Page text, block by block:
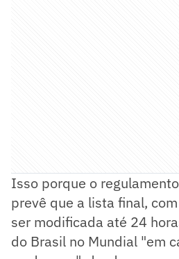
Isso porque o
prevê que a lista final,
ser modificada até 24
do Brasil no Mundial "em